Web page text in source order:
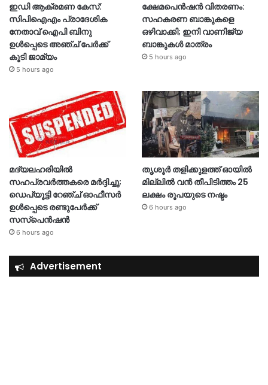
ഇഡി ആക്രമണ കേസ്:
സിപിഐഎം പ്രാദേശിക
നേതാവ് ഐപി ബിനു
ഉൾപ്പെടെ അഞ്ച് പേർക്ക്
കൂടി ജാമ്യം
5 hours ago
ക്ഷേമപെൻഷൻ വിതരണം:
സഹകരണ ബാങ്കുകളെ
ഒഴിവാക്കി; ഇനി വാണിജ്യ
ബാങ്കുകൾ മാത്രം
5 hours ago
മദ്യലഹരിയിൽ
സഹപ്രവർത്തകരെ മർദ്ദിച്ചു;
ഡെപ്യൂട്ടി റേഞ്ച് ഓഫീസർ
ഉൾപ്പെടെ രണ്ടുപേർക്ക്
സസ്‌പെൻഷൻ
6 hours ago
തൃശൂര്‍ തളിക്കുളത്ത് ഓയില്‍
മില്ലില്‍ വൻ തീപിടിത്തം 25
ലക്ഷം രൂപയുടെ നഷ്ടം
6 hours ago
Advertisement